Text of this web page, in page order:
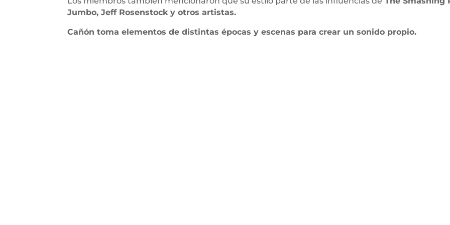
Jumbo, Jeff Rosenstock y otros artistas.
Cañón toma elementos de distintas épocas y escenas para crear un sonido propio.